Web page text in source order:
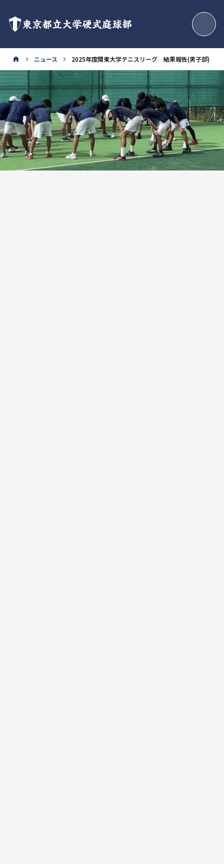
東京都立大学硬式庭球部
home keyboard_arrow_right ニュース keyboard_arrow_right 2025年度関東大学テニスリーグ 結果報告(男子部)